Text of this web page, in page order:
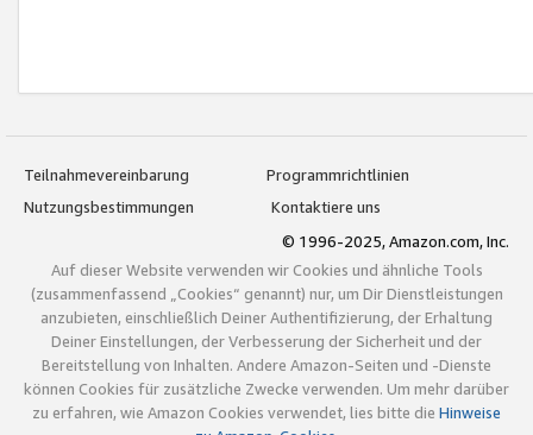
Teilnahmevereinbarung
Programmrichtlinien
Nutzungsbestimmungen
Kontaktiere uns
© 1996-2025, Amazon.com, Inc.
Auf dieser Website verwenden wir Cookies und ähnliche Tools
(zusammenfassend „Cookies“ genannt) nur, um Dir Dienstleistungen
anzubieten, einschließlich Deiner Authentifizierung, der Erhaltung
Deiner Einstellungen, der Verbesserung der Sicherheit und der
Bereitstellung von Inhalten. Andere Amazon-Seiten und -Dienste
können Cookies für zusätzliche Zwecke verwenden. Um mehr darüber
zu erfahren, wie Amazon Cookies verwendet, lies bitte die Hinweise